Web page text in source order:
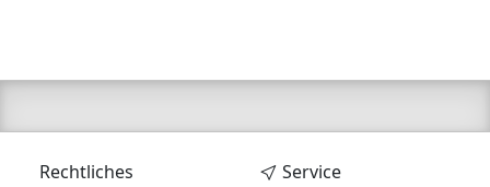
Zum Angebot
Rechtliches Service